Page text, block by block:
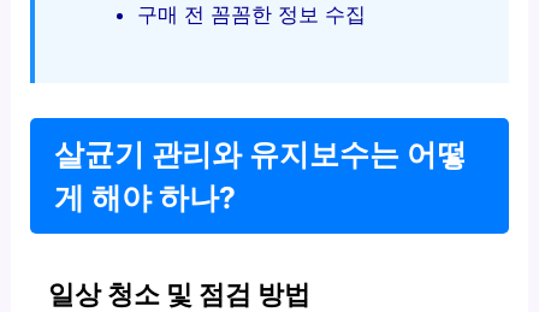
구매 전 꼼꼼한 정보 수집
살균기 관리와 유지보수는 어떻
게 해야 하나?
일상 청소 및 점검 방법